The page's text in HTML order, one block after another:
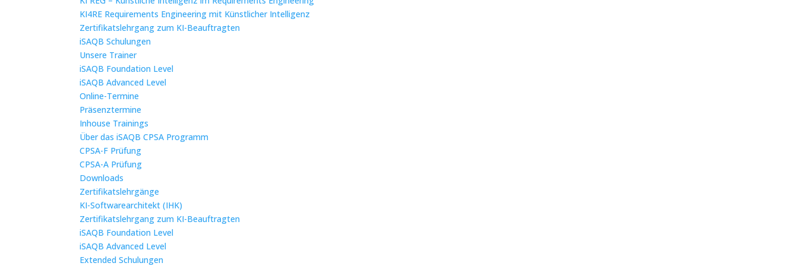
KI4RE Requirements Engineering mit Künstlicher Intelligenz
Zertifikatslehrgang zum KI-Beauftragten
iSAQB Schulungen
Unsere Trainer
iSAQB Foundation Level
iSAQB Advanced Level
Online-Termine
Präsenztermine
Inhouse Trainings
Über das iSAQB CPSA Programm
CPSA-F Prüfung
CPSA-A Prüfung
Downloads
Zertifikatslehrgänge
KI-Softwarearchitekt (IHK)
Zertifikatslehrgang zum KI-Beauftragten
iSAQB Foundation Level
iSAQB Advanced Level
Extended Schulungen